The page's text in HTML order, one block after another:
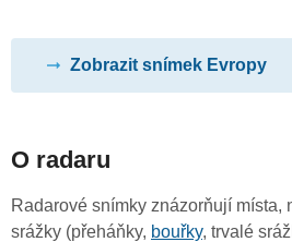
Zobrazit snímek Evropy
O radaru
Radarové snímky znázorňují místa,
srážky (přeháňky, bouřky, trvalé